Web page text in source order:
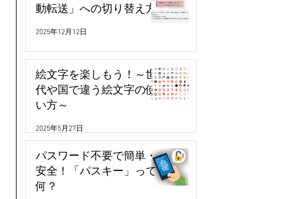
動転送」への切り替え方
2025年12月12日
絵文字を楽しもう！～世
代や国で違う絵文字の使
い方～
2025年5月27日
パスワード不要で簡単・
安全！「パスキー」って
何？